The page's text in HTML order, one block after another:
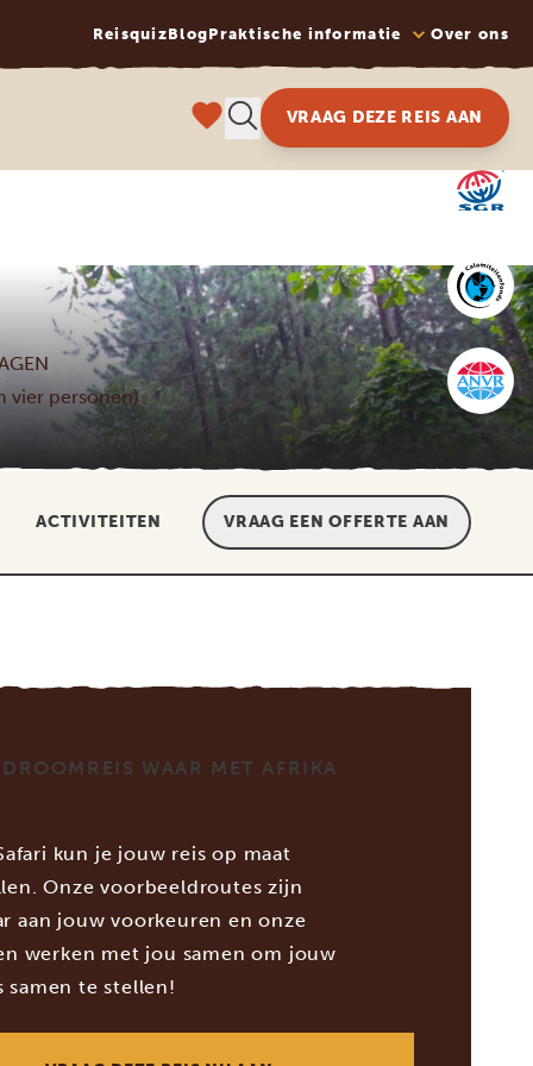
ReisquizBlogPraktische informatie Over ons
VRAAG DEZE REIS AAN
vier personen)
ACTIVITEITEN VRAAG EEN OFFERTE AAN
WAAR MET AFRIKA
kun je jouw reis op maat
Onze voorbeeldroutes zijn
aan jouw voorkeuren en onze
werken met jou samen om jouw
samen te stellen!